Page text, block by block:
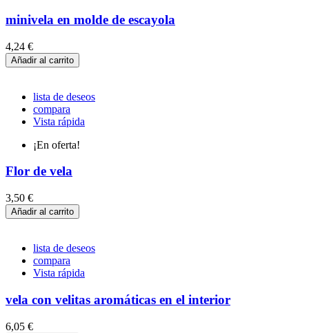
minivela en molde de escayola
4,24 €
Añadir al carrito
lista de deseos
compara
Vista rápida
¡En oferta!
Flor de vela
3,50 €
Añadir al carrito
lista de deseos
compara
Vista rápida
vela con velitas aromáticas en el interior
6,05 €